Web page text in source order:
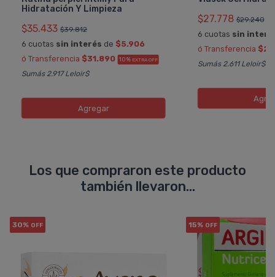
Hidratación Y Limpieza
$35.433 $39.812
6 cuotas sin interés de $5.906
ó Transferencia $31.890 10% EXTRA OFF
Sumás 2.917 Leloir$
Agregar
$27.778 $29.240
6 cuotas sin
ó Transferencia
Sumás 2.611 Leloir$
Los que compraron este producto
también llevaron...
30% OFF 15% OFF